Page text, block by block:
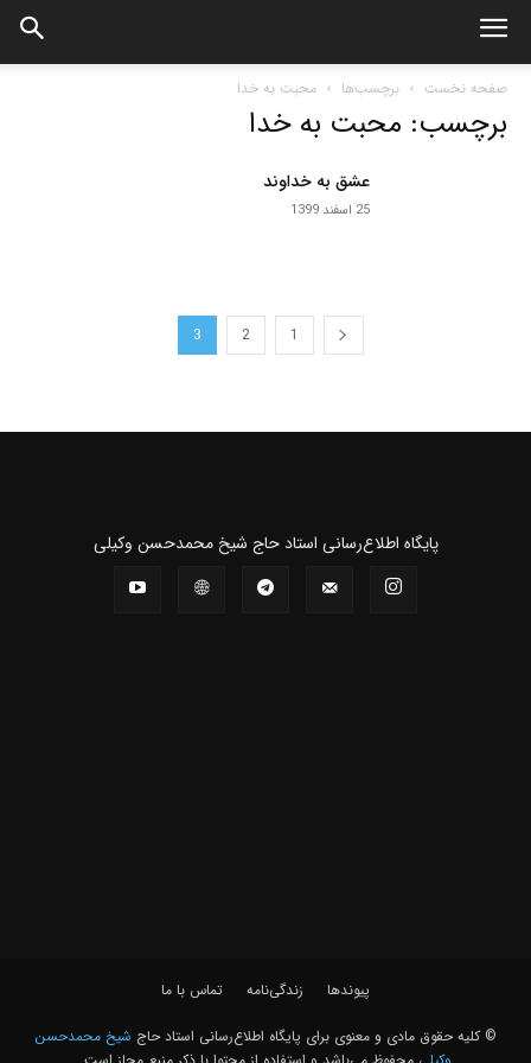
صفحه نخست برچسب‌ها محبت به خدا
برچسب: محبت به خدا
عشق به خداوند
25 اسفند 1399
1
2
3
پايگاه اطلاع‌رسانی استاد حاج شیخ محمدحسن وکیلی
پیوندها زندگی‌نامه تماس با ما
© کلیه حقوق مادی و معنوی برای پايگاه اطلاع‌رسانی استاد حاج شیخ محمدحسن